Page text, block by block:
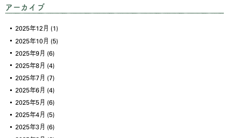
アーカイブ
2025年12月 (1)
2025年10月 (5)
2025年9月 (6)
2025年8月 (4)
2025年7月 (7)
2025年6月 (4)
2025年5月 (6)
2025年4月 (5)
2025年3月 (6)